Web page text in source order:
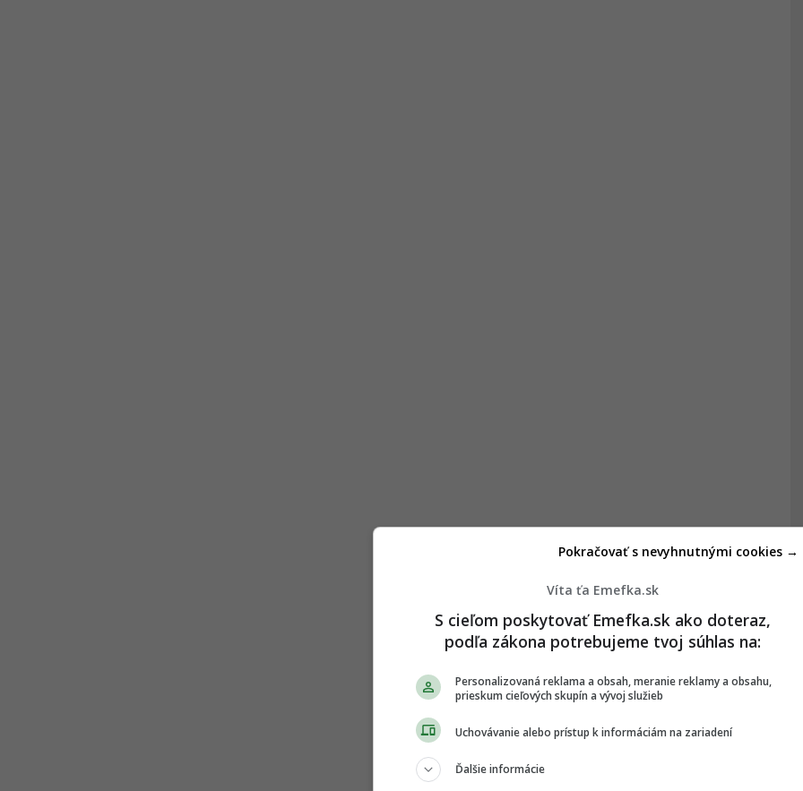
Víta ťa Emefka.sk
S cieľom poskytovať Emefka.sk ako doteraz,
podľa zákona potrebujeme tvoj súhlas na:
Personalizovaná reklama a obsah, meranie reklamy a obsahu,
prieskum cieľových skupín a vývoj služieb
Uchovávanie alebo prístup k informáciám na zariadení
Ďalšie informácie
Pokračovať s nevyhnutnými cookies →